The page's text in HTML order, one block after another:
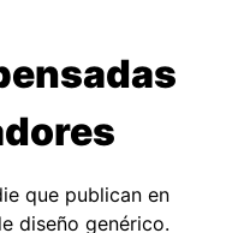
que publican en
diseño genérico.